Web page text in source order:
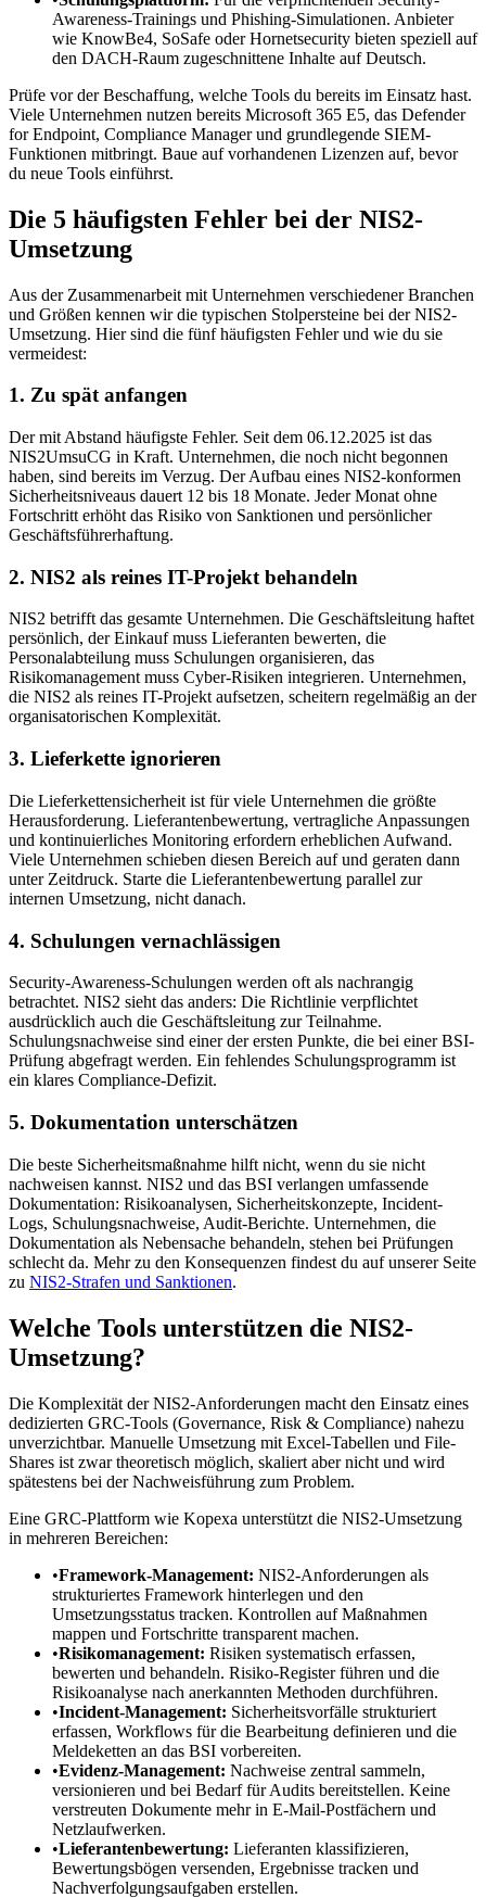
Awareness-Trainings und Phishing-Simulationen. Anbieter
wie KnowBe4, SoSafe oder Hornetsecurity bieten speziell auf
den DACH-Raum zugeschnittene Inhalte auf Deutsch.
Prüfe vor der Beschaffung, welche Tools du bereits im Einsatz hast.
Viele Unternehmen nutzen bereits Microsoft 365 E5, das Defender
for Endpoint, Compliance Manager und grundlegende SIEM-
Funktionen mitbringt. Baue auf vorhandenen Lizenzen auf, bevor
du neue Tools einführst.
Die 5 häufigsten Fehler bei der NIS2-
Umsetzung
Aus der Zusammenarbeit mit Unternehmen verschiedener Branchen
und Größen kennen wir die typischen Stolpersteine bei der NIS2-
Umsetzung. Hier sind die fünf häufigsten Fehler und wie du sie
vermeidest:
1. Zu spät anfangen
Der mit Abstand häufigste Fehler. Seit dem 06.12.2025 ist das
NIS2UmsuCG in Kraft. Unternehmen, die noch nicht begonnen
haben, sind bereits im Verzug. Der Aufbau eines NIS2-konformen
Sicherheitsniveaus dauert 12 bis 18 Monate. Jeder Monat ohne
Fortschritt erhöht das Risiko von Sanktionen und persönlicher
Geschäftsführerhaftung.
2. NIS2 als reines IT-Projekt behandeln
NIS2 betrifft das gesamte Unternehmen. Die Geschäftsleitung haftet
persönlich, der Einkauf muss Lieferanten bewerten, die
Personalabteilung muss Schulungen organisieren, das
Risikomanagement muss Cyber-Risiken integrieren. Unternehmen,
die NIS2 als reines IT-Projekt aufsetzen, scheitern regelmäßig an der
organisatorischen Komplexität.
3. Lieferkette ignorieren
Die Lieferkettensicherheit ist für viele Unternehmen die größte
Herausforderung. Lieferantenbewertung, vertragliche Anpassungen
und kontinuierliches Monitoring erfordern erheblichen Aufwand.
Viele Unternehmen schieben diesen Bereich auf und geraten dann
unter Zeitdruck. Starte die Lieferantenbewertung parallel zur
internen Umsetzung, nicht danach.
4. Schulungen vernachlässigen
Security-Awareness-Schulungen werden oft als nachrangig
betrachtet. NIS2 sieht das anders: Die Richtlinie verpflichtet
ausdrücklich auch die Geschäftsleitung zur Teilnahme.
Schulungsnachweise sind einer der ersten Punkte, die bei einer BSI-
Prüfung abgefragt werden. Ein fehlendes Schulungsprogramm ist
ein klares Compliance-Defizit.
5. Dokumentation unterschätzen
Die beste Sicherheitsmaßnahme hilft nicht, wenn du sie nicht
nachweisen kannst. NIS2 und das BSI verlangen umfassende
Dokumentation: Risikoanalysen, Sicherheitskonzepte, Incident-
Logs, Schulungsnachweise, Audit-Berichte. Unternehmen, die
Dokumentation als Nebensache behandeln, stehen bei Prüfungen
schlecht da. Mehr zu den Konsequenzen findest du auf unserer Seite
zu NIS2-Strafen und Sanktionen.
Welche Tools unterstützen die NIS2-
Umsetzung?
Die Komplexität der NIS2-Anforderungen macht den Einsatz eines
dedizierten GRC-Tools (Governance, Risk & Compliance) nahezu
unverzichtbar. Manuelle Umsetzung mit Excel-Tabellen und File-
Shares ist zwar theoretisch möglich, skaliert aber nicht und wird
spätestens bei der Nachweisführung zum Problem.
Eine GRC-Plattform wie Kopexa unterstützt die NIS2-Umsetzung
in mehreren Bereichen:
•Framework-Management: NIS2-Anforderungen als
strukturiertes Framework hinterlegen und den
Umsetzungsstatus tracken. Kontrollen auf Maßnahmen
mappen und Fortschritte transparent machen.
•Risikomanagement: Risiken systematisch erfassen,
bewerten und behandeln. Risiko-Register führen und die
Risikoanalyse nach anerkannten Methoden durchführen.
•Incident-Management: Sicherheitsvorfälle strukturiert
erfassen, Workflows für die Bearbeitung definieren und die
Meldeketten an das BSI vorbereiten.
•Evidenz-Management: Nachweise zentral sammeln,
versionieren und bei Bedarf für Audits bereitstellen. Keine
verstreuten Dokumente mehr in E-Mail-Postfächern und
Netzlaufwerken.
•Lieferantenbewertung: Lieferanten klassifizieren,
Bewertungsbögen versenden, Ergebnisse tracken und
Nachverfolgungsaufgaben erstellen.